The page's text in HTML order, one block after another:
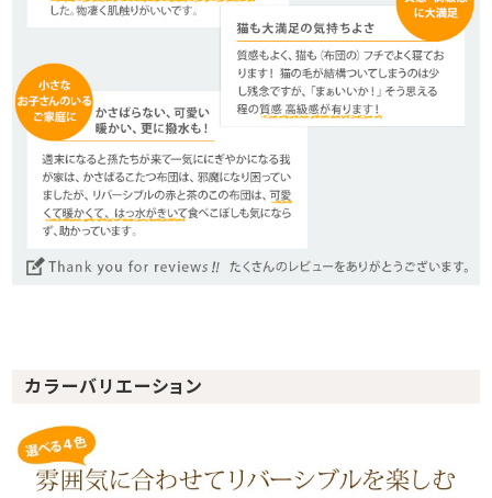
カラーバリエーション